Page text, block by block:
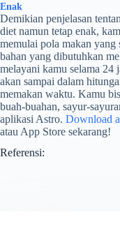
Enak
Demikian penjelasan
diet namun tetap enak,
memulai pola makan yang
bahan yang dibutuhkan
melayani kamu selama 24
akan sampai dalam
memakan waktu. Kamu
buah-buahan, sayur-
aplikasi Astro. Download
atau App Store sekarang!
Referensi: